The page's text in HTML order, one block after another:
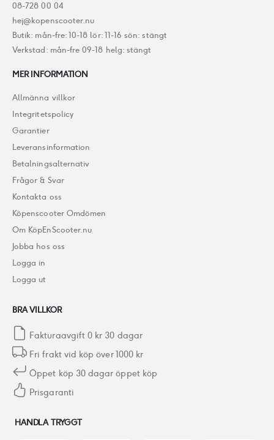
08-728 00 04
hej@kopenscooter.nu
Butik: mån-fre: 10-18 lör: 11-16 sön: stängt
Verkstad: mån-fre 09-18 helg: stängt
MER INFORMATION
Allmänna villkor
Integritetspolicy
Garantier
Leveransinformation
Betalningsalternativ
Frågor & Svar
Kontakta oss
Köpenscooter Omdömen
Om KöpEnScooter.nu
Jobba hos oss
Logga in
Logga ut
BRA VILLKOR
Fakturaavgift 0 kr 30 dagar
Fri frakt vid köp över 1000 kr
Öppet köp 30 dagar öppet köp
Prisgaranti
HANDLA TRYGGT